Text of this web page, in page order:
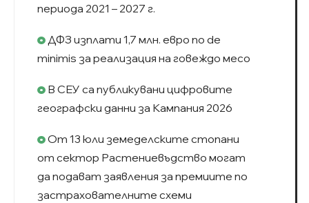
периода 2021 – 2027 г.
ДФЗ изплати 1,7 млн. евро по de
minimis за реализация на говеждо месо
В СЕУ са публикувани цифровите
географски данни за Кампания 2026
От 13 юли земеделските стопани
от сектор Растениевъдство могат
да подават заявления за премиите по
застрахователните схеми